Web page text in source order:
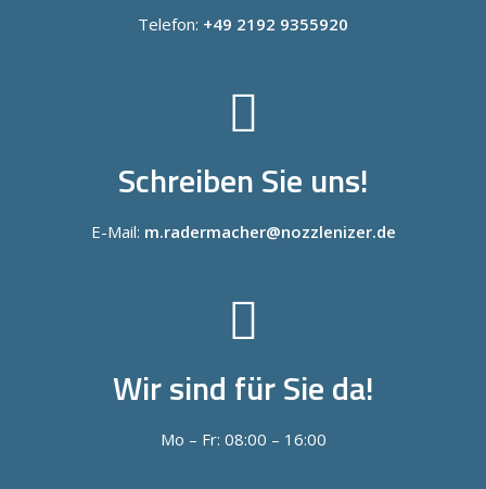
Telefon: +49 2192 9355920
Schreiben Sie uns!
E-Mail: m.radermacher@nozzlenizer.de
Wir sind für Sie da!
Mo – Fr: 08:00 – 16:00